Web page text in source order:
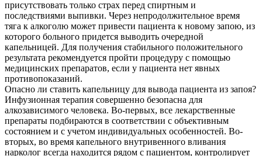
присутствовать только страх перед спиртным и
последствиями выпивки. Через непродолжительное время
тяга к алкоголю может привести пациента к новому запою, из
которого больного придется выводить очередной
капельницей. Для получения стабильного положительного
результата рекомендуется пройти процедуру с помощью
медицинских препаратов, если у пациента нет явных
противопоказаний.
Опасно ли ставить капельницу для вывода пациента из запоя?
Инфузионная терапия совершенно безопасна для
алкозависимого человека. Во-первых, все лекарственные
препараты подбираются в соответствии с объективным
состоянием и с учетом индивидуальных особенностей. Во-
вторых, во время капельного внутривенного вливания
нарколог всегда находится рядом с пациентом, контролирует